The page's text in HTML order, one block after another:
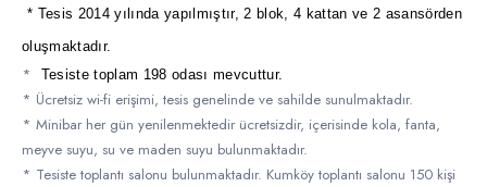
* Tesis 2014 yılında yapılmıştır, 2 blok, 4 kattan ve 2 asansörden
oluşmaktadır.
* Tesiste toplam 198 odası mevcuttur.
* Ücretsiz wi-fi erişimi, tesis genelinde ve sahilde sunulmaktadır.
* Minibar her gün yenilenmektedir ücretsizdir, içerisinde kola, fanta,
meyve suyu, su ve maden suyu bulunmaktadır.
* Tesiste toplantı salonu bulunmaktadır. Kumköy toplantı salonu 150 kişi